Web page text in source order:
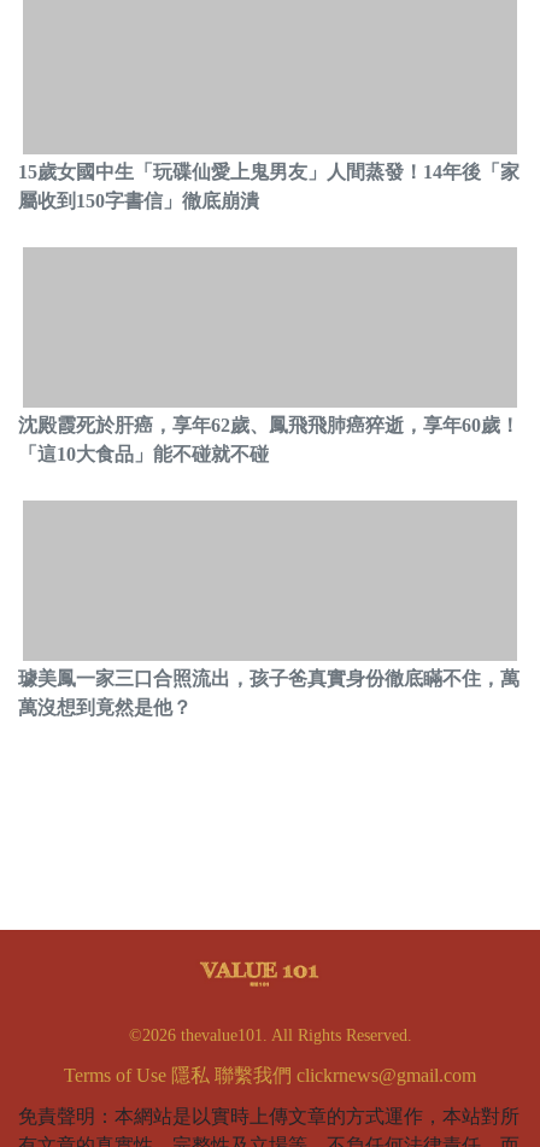
15歲女國中生「玩碟仙愛上鬼男友」人間蒸發！14年後「家
屬收到150字書信」徹底崩潰
沈殿霞死於肝癌，享年62歲、鳳飛飛肺癌猝逝，享年60歲！
「這10大食品」能不碰就不碰
璩美鳳一家三口合照流出，孩子爸真實身份徹底瞞不住，萬
萬沒想到竟然是他？
©2026 thevalue101. All Rights Reserved.
Terms of Use 隱私 聯繫我們 clickrnews@gmail.com
免責聲明：本網站是以實時上傳文章的方式運作，本站對所